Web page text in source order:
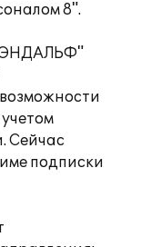
8".
Сейчас
подписки